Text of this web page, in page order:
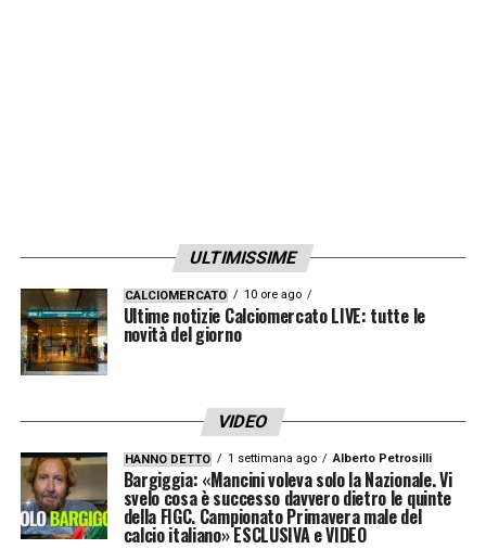
ULTIMISSIME
CALCIOMERCATO 10 ore ago
Ultime notizie Calciomercato LIVE: tutte le
novità del giorno
VIDEO
HANNO DETTO 1 settimana ago Alberto Petrosilli
Bargiggia: «Mancini voleva solo la Nazionale. Vi
svelo cosa è successo davvero dietro le quinte
della FIGC. Campionato Primavera male del
calcio italiano» ESCLUSIVA e VIDEO